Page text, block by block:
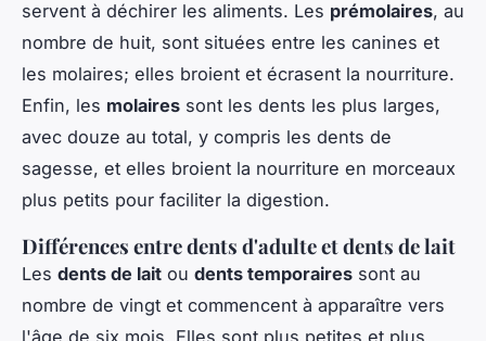
servent à déchirer les aliments. Les prémolaires, au
nombre de huit, sont situées entre les canines et
les molaires; elles broient et écrasent la nourriture.
Enfin, les molaires sont les dents les plus larges,
avec douze au total, y compris les dents de
sagesse, et elles broient la nourriture en morceaux
plus petits pour faciliter la digestion.
Différences entre dents d'adulte et dents de lait
Les dents de lait ou dents temporaires sont au
nombre de vingt et commencent à apparaître vers
l'âge de six mois. Elles sont plus petites et plus